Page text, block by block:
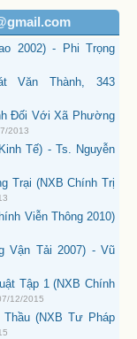
2002) - Phi Trọng
Văn Thành, 343
Đối Với Xã Phường
2013
Tế) - Ts. Nguyễn
Trại (NXB Chính Trị
Viễn Thông 2010)
Vận Tải 2007) - Vũ
Tập 1 (NXB Chính
12/2015
(NXB Tư Pháp